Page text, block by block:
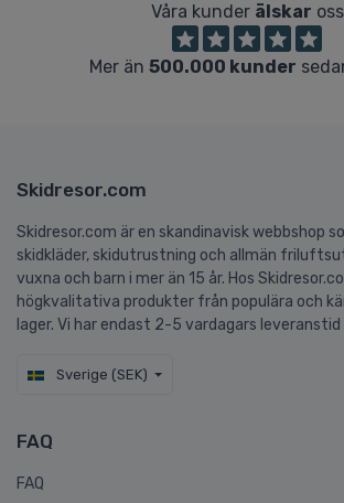
Våra kunder älskar oss
Mer än 500.000 kunder
Skidresor.com
Skidresor.com är en skandinavisk webbshop
skidkläder, skidutrustning och allmän
vuxna och barn i mer än 15 år. Hos
högkvalitativa produkter från populära och
lager. Vi har endast 2-5 vardagars
Sverige (SEK)
FAQ
FAQ